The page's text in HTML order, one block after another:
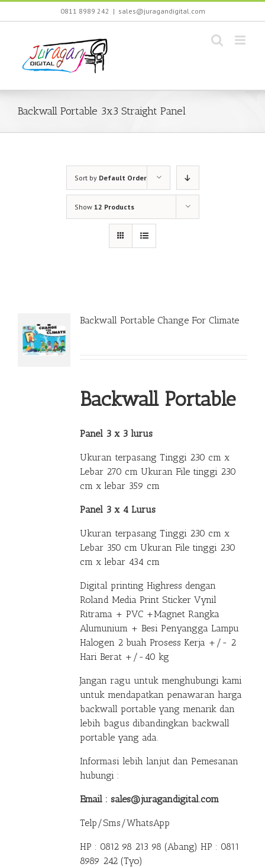
Skip
0811 8989 242 | sales@juragandigital.com
Backwall Portable 3x3 Straight Panel
Sort by Default Order
Show 12 Products
Backwall Portable Change For Climate
Backwall Portable
Panel 3 x 3 lurus
Ukuran terpasang Tinggi 230 cm x
Lebar 270 cm Ukuran File tinggi 230
cm x lebar 359 cm
Panel 3 x 4 Lurus
Ukuran terpasang Tinggi 230 cm x
Lebar 350 cm Ukuran File tinggi 230
cm x lebar 434 cm
Digital printing Highress dengan
Roland Media Print Sticker Vynil
Ritrama + PVC +Magnet Rangka
Alumunium + Besi Penyangga Lampu
Halogen 2 buah Prosess Kerja +/- 2
Hari Berat +/-40 kg
Jangan ragu untuk menghubungi kami
untuk mendapatkan penawaran harga
backwall portable yang menarik dan
lebih bagus dibandingkan backwall
portable yang ada.
Informasi lebih lanjut dan Pemesanan
hubungi :
Email : sales@juragandigital.com
Telp/Sms/WhatsApp
HP : 0812 98 213 98 (Abang) HP : 0811
8989 242 (Tyo)